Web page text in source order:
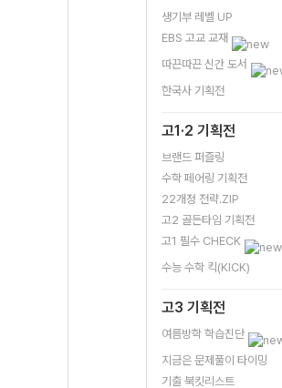
생기부 레벨 UP
EBS 고교 교재
따끈따끈 신간 도서
한국사 기획전
고1·2 기획전
브랜드 퍼즐링
수학 페어링 기획전
22개정 전략.ZIP
고2 골든타임 기획전
고1 필수 CHECK
수능 수학 킥(KICK)
고3 기획전
여름방학 학습진단
지금은 문제풀이 타이밍
기출 북킷리스트